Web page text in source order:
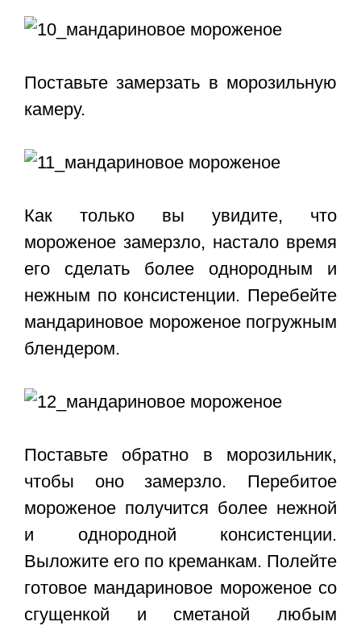
Поставьте замерзать в морозильную
камеру.
Как только вы увидите, что
мороженое замерзло, настало время
его сделать более однородным и
нежным по консистенции. Перебейте
мандариновое мороженое погружным
блендером.
Поставьте обратно в морозильник,
чтобы оно замерзло. Перебитое
мороженое получится более нежной
и однородной консистенции.
Выложите его по креманкам. Полейте
готовое мандариновое мороженое со
сгущенкой и сметаной любым